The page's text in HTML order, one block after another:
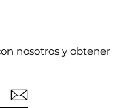
nosotros y obtener